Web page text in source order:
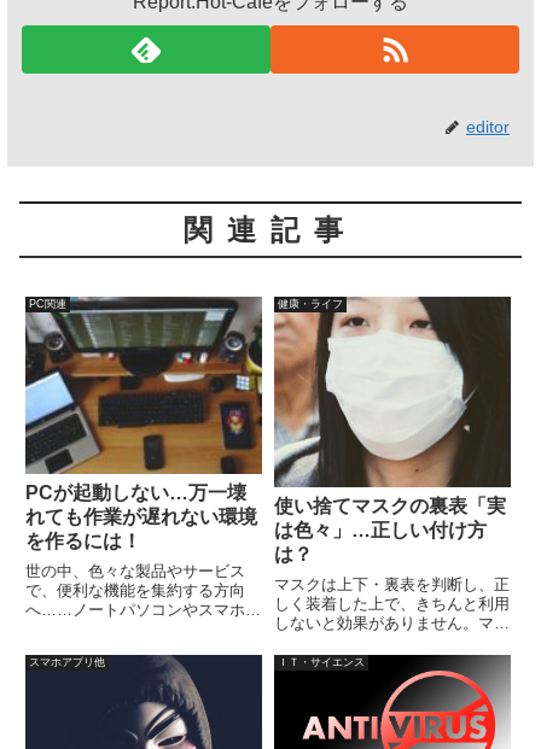
editor
関連記事
PC関連
PCが起動しない…万一壊
れても作業が遅れない環境
を作るには！
世の中、色々な製品やサービス
で、便利な機能を集約する方向
へ……ノートパソコンやスマホに
きると、作業内容によっては使え
なくなってしまいます。
健康・ライフ
使い捨てマスクの裏表「実
は色々」…正しい付け方
は？
マスクは上下・裏表を判断し、正
しく装着した上で、きちんと利用
しないと効果がありません。マス
く、なんとなく使っていて、裏表
が逆ではないかと思う人もたまに
見受けられます。特に間違えやす
いのが、一方向にプリーツがある
マスクです。
スマホアプリ他 ＩＴ・サイエンス